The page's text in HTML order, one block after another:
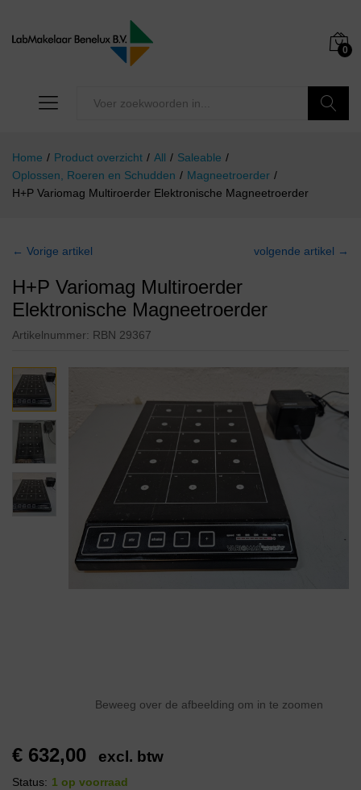
0
Home / Product overzicht / All / Saleable /
Oplossen, Roeren en Schudden / Magneetroerder /
H+P Variomag Multiroerder Elektronische Magneetroerder
← Vorige artikel volgende artikel →
H+P Variomag Multiroerder
Elektronische Magneetroerder
Artikelnummer: RBN 29367
Beweeg over de afbeelding om in te zoomen
€ 632,00 excl. btw
Status: 1 op voorraad